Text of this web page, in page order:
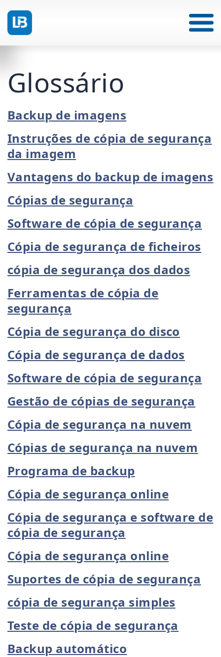
Glossário
Backup de imagens
Instruções de cópia de segurança
da imagem
Vantagens do backup de imagens
Cópias de segurança
Software de cópia de segurança
Cópia de segurança de ficheiros
cópia de segurança dos dados
Ferramentas de cópia de
segurança
Cópia de segurança do disco
Cópia de segurança de dados
Software de cópia de segurança
Gestão de cópias de segurança
Cópia de segurança na nuvem
Cópias de segurança na nuvem
Programa de backup
Cópia de segurança online
Cópia de segurança e software de
cópia de segurança
Cópia de segurança online
Suportes de cópia de segurança
cópia de segurança simples
Teste de cópia de segurança
Backup automático